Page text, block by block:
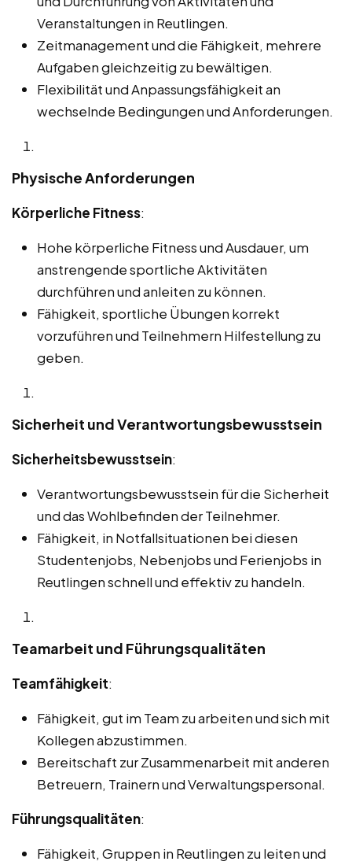
Veranstaltungen in Reutlingen.
Zeitmanagement und die Fähigkeit, mehrere
Aufgaben gleichzeitig zu bewältigen.
Flexibilität und Anpassungsfähigkeit an
wechselnde Bedingungen und Anforderungen.
Physische Anforderungen
Körperliche Fitness:
Hohe körperliche Fitness und Ausdauer, um
anstrengende sportliche Aktivitäten
durchführen und anleiten zu können.
Fähigkeit, sportliche Übungen korrekt
vorzuführen und Teilnehmern Hilfestellung zu
geben.
Sicherheit und Verantwortungsbewusstsein
Sicherheitsbewusstsein:
Verantwortungsbewusstsein für die Sicherheit
und das Wohlbefinden der Teilnehmer.
Fähigkeit, in Notfallsituationen bei diesen
Studentenjobs, Nebenjobs und Ferienjobs in
Reutlingen schnell und effektiv zu handeln.
Teamarbeit und Führungsqualitäten
Teamfähigkeit:
Fähigkeit, gut im Team zu arbeiten und sich mit
Kollegen abzustimmen.
Bereitschaft zur Zusammenarbeit mit anderen
Betreuern, Trainern und Verwaltungspersonal.
Führungsqualitäten:
Fähigkeit, Gruppen in Reutlingen zu leiten und